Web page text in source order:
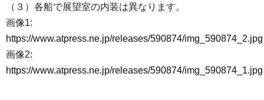
（３）各船で展望室の内装は異なります。
画像1:
https://www.atpress.ne.jp/releases/590874/img_590874_2.jpg
画像2:
https://www.atpress.ne.jp/releases/590874/img_590874_1.jpg